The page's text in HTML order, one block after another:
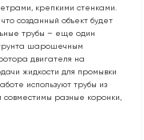
крепкими стенками.
созданный объект будет
трубы – еще один
шарошечным
двигателя на
жидкости для промывки
используют трубы из
совместимы разные коронки,